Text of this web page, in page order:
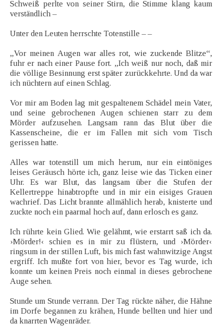
Schweiß perlte von seiner Stirn, die Stimme klang kaum
verständlich –
Unter den Leuten herrschte Totenstille – –
„Vor meinen Augen war alles rot, wie zuckende Blitze“,
fuhr er nach einer Pause fort. „Ich weiß nur noch, daß mir
die völlige Besinnung erst später zurückkehrte. Und da war
ich nüchtern auf einen Schlag.
Vor mir am Boden lag mit gespaltenem Schädel mein Vater,
und seine gebrochenen Augen schienen starr zu dem
Mörder aufzusehen. Langsam rann das Blut über die
Kassenscheine, die er im Fallen mit sich vom Tisch
gerissen hatte.
Alles war totenstill um mich herum, nur ein eintöniges
leises Geräusch hörte ich, ganz leise wie das Ticken einer
Uhr. Es war Blut, das langsam über die Stufen der
Kellertreppe hinabtropfte und in mir ein eisiges Grauen
wachrief. Das Licht brannte allmählich herab, knisterte und
zuckte noch ein paarmal hoch auf, dann erlosch es ganz.
Ich rührte kein Glied. Wie gelähmt, wie erstarrt saß ich da.
›Mörder!‹ schien es in mir zu flüstern, und ›Mörder‹
ringsum in der stillen Luft, bis mich fast wahnwitzige Angst
ergriff. Ich mußte fort von hier, bevor es Tag wurde, ich
konnte um keinen Preis noch einmal in dieses gebrochene
Auge sehen.
Stunde um Stunde verrann. Der Tag rückte näher, die Hähne
im Dorfe begannen zu krähen, Hunde bellten und hier und
da knarrten Wagenräder.